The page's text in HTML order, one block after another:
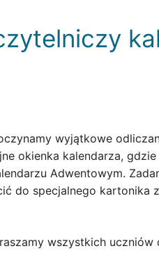
wyjątkowe
okienka kalendarza,
Adwentowym.
do specjalnego kartonika
wszystkich